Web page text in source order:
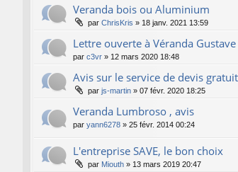
Veranda bois ou Aluminium
par ChrisKris » 18 janv. 2021 13:59
Lettre ouverte à Véranda Gustave
par c3vr » 12 mars 2020 18:48
Avis sur le service de devis
par js-martin » 07 févr. 2020 18:25
Veranda Lumbroso , avis
par yann6278 » 25 févr. 2014 00:24
L'entreprise SAVE, le bon choix
par Miouth » 13 mars 2019 20:47